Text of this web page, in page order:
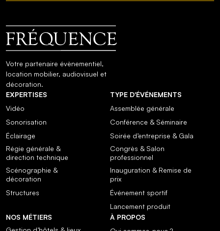
Votre partenaire évènementiel,
location mobilier, audiovisuel et
décoration.
EXPERTISES
Vidéo
Sonorisation
Éclairage
Régie générale &
direction technique
Scénographie &
décoration
Structures
TYPE D'ÉVÉNEMENTS
Assemblée générale
Conférence & Séminaire
Soirée d’entreprise & Gala
Congrès & Salon
professionnel
Inauguration & Remise de
prix
Événement sportif
Lancement produit
NOS MÉTIERS
À PROPOS